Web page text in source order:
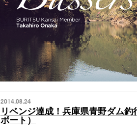
2014.08.24
リベンジ達成！兵庫県青野ダム釣
ボート）